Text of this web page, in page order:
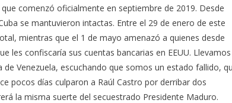
comenzó oficialmente en septiembre de 2019. Desde
se mantuvieron intactas. Entre el 29 de enero de este
mientras que el 1 de mayo amenazó a quienes desde
les confiscaría sus cuentas bancarias en EEUU. Llevamos
Venezuela, escuchando que somos un estado fallido,
pocos días culparon a Raúl Castro por derribar dos
la misma suerte del secuestrado Presidente Maduro.